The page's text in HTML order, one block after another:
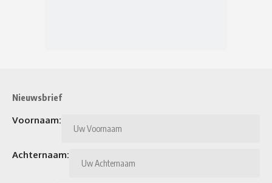
Nieuwsbrief
Voornaam:
Achternaam: